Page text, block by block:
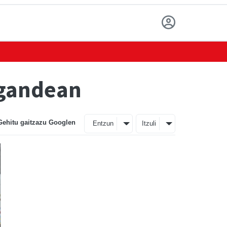
gaitzazu Googlen Entzun Itzuli